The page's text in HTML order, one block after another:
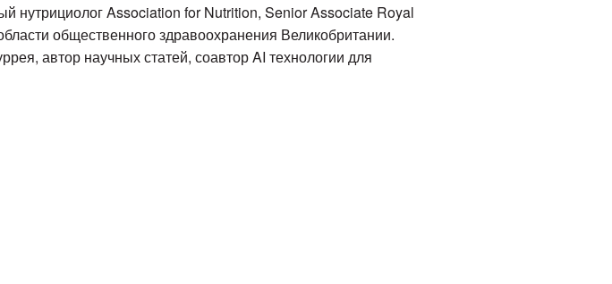
нутрициолог Association for Nutrition, Senior Associate Royal
общественного здравоохранения Великобритании.
автор научных статей, соавтор AI технологии для